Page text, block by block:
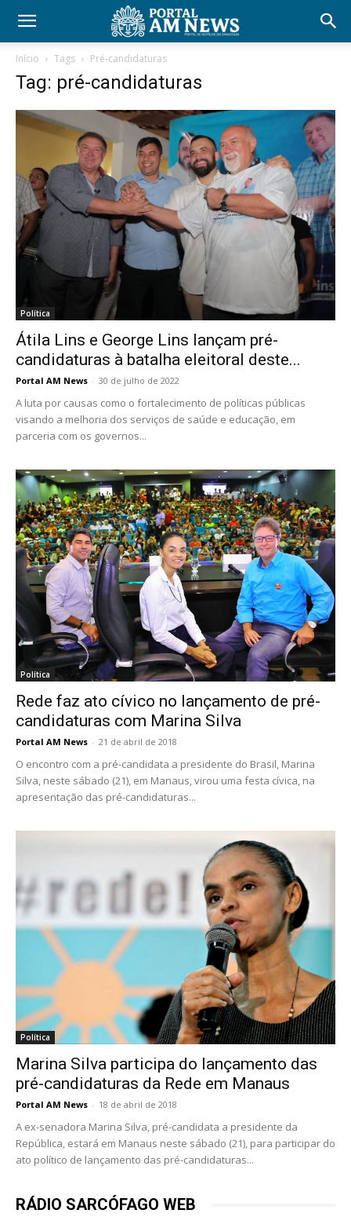
Início Tags Pré-candidaturas
Tag: pré-candidaturas
Política
Átila Lins e George Lins lançam pré-
candidaturas à batalha eleitoral deste...
Portal AM News - 30 de julho de 2022
A luta por causas como o fortalecimento de políticas públicas
visando a melhoria dos serviços de saúde e educação, em
parceria com os governos...
Política
Rede faz ato cívico no lançamento de pré-
candidaturas com Marina Silva
Portal AM News - 21 de abril de 2018
O encontro com a pré-candidata a presidente do Brasil, Marina
Silva, neste sábado (21), em Manaus, virou uma festa cívica, na
apresentação das pré-candidaturas...
Política
Marina Silva participa do lançamento das
pré-candidaturas da Rede em Manaus
Portal AM News - 18 de abril de 2018
A ex-senadora Marina Silva, pré-candidata a presidente da
República, estará em Manaus neste sábado (21), para participar do
ato político de lançamento das pré-candidaturas...
RÁDIO SARCÓFAGO WEB